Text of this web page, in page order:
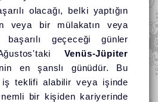
olacağı, belki yaptığın
veya bir mülakatın veya
geçeceği günler
Venüs-Jüpiter
en şanslı günüdür. Bu
teklifi alabilir veya işinde
bir kişiden kariyerinde